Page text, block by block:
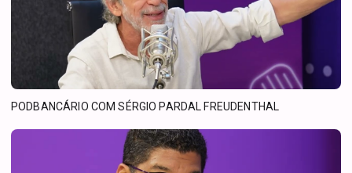
PODBANCÁRIO COM SÉRGIO PARDAL FREUDENTHAL